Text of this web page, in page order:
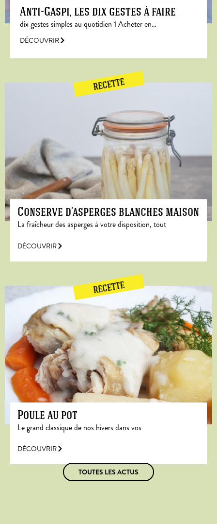
Anti-Gaspi, les dix gestes à faire
dix gestes simples au quotidien 1 Acheter en…
DÉCOUVRIR
RECETTE
Conserve d’asperges blanches maison
La fraîcheur des asperges à votre disposition, tout
DÉCOUVRIR
RECETTE
Poule au pot
Le grand classique de nos hivers dans vos
DÉCOUVRIR
TOUTES LES ACTUS